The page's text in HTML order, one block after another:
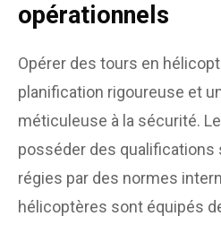
opérationnels
Opérer des tours en
planification rigoureuse et
méticuleuse à la sécurité.
posséder des
régies par des normes
hélicoptères sont équipés